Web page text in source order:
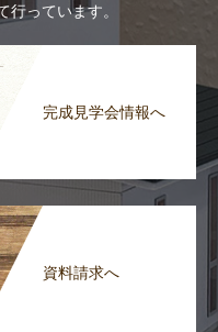
行っています。
完成見学会情報へ
資料請求へ